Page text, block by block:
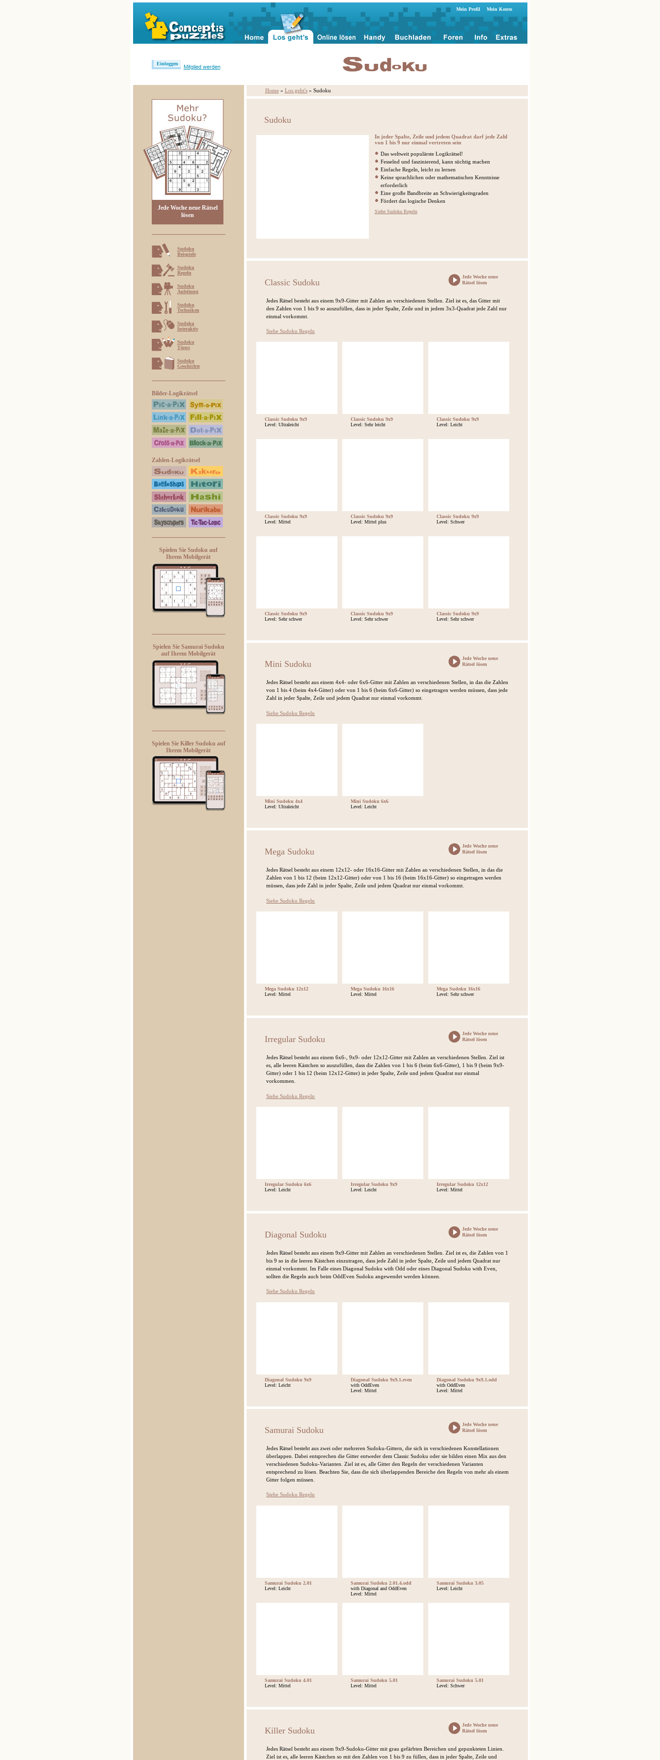
Mein Profil Mein Konto
Einloggen
Mitglied werden
Jede Woche neue Rätsel
lösen
Sudoku
Beispiele
Sudoku
Regeln
Sudoku
Anleitung
Sudoku
Techniken
Sudoku
Interaktiv
Sudoku
Tipps
Sudoku
Geschichte
Bilder-Logikrätsel
Zahlen-Logikrätsel
Spielen Sie Sudoku auf
Ihrem Mobilgerät
Spielen Sie Samurai Sudoku
auf Ihrem Mobilgerät
Spielen Sie Killer Sudoku auf
Ihrem Mobilgerät
Home » Los geht's » Sudoku
Sudoku
In jeder Spalte, Zeile und jedem Quadrat darf jede Zahl
von 1 bis 9 nur einmal vertreten sein
Das weltweit populärste Logikrätsel!
Fesselnd und faszinierend, kann süchtig machen
Einfache Regeln, leicht zu lernen
Keine sprachlichen oder mathematischen Kenntnisse
erforderlich
Eine große Bandbreite an Schwierigkeitsgraden
Fördert das logische Denken
Siehe Sudoku Regeln
Classic Sudoku
Jede Woche neue
Rätsel lösen
Jedes Rätsel besteht aus einem 9x9-Gitter mit Zahlen an verschiedenen Stellen. Ziel ist es, das Gitter mit
den Zahlen von 1 bis 9 so auszufüllen, dass in jeder Spalte, Zeile und in jedem 3x3-Quadrat jede Zahl nur
einmal vorkommt.
Siehe Sudoku Regeln
Classic Sudoku 9x9
Level: Ultraleicht
Classic Sudoku 9x9
Level: Sehr leicht
Classic Sudoku 9x9
Level: Leicht
Classic Sudoku 9x9
Level: Mittel
Classic Sudoku 9x9
Level: Mittel plus
Classic Sudoku 9x9
Level: Schwer
Classic Sudoku 9x9
Level: Sehr schwer
Classic Sudoku 9x9
Level: Sehr schwer
Classic Sudoku 9x9
Level: Sehr schwer
Mini Sudoku
Jede Woche neue
Rätsel lösen
Jedes Rätsel besteht aus einem 4x4- oder 6x6-Gitter mit Zahlen an verschiedenen Stellen, in das die Zahlen
von 1 bis 4 (beim 4x4-Gitter) oder von 1 bis 6 (beim 6x6-Gitter) so eingetragen werden müssen, dass jede
Zahl in jeder Spalte, Zeile und jedem Quadrat nur einmal vorkommt.
Siehe Sudoku Regeln
Mini Sudoku 4x4
Level: Ultraleicht
Mini Sudoku 6x6
Level: Leicht
Mega Sudoku
Jede Woche neue
Rätsel lösen
Jedes Rätsel besteht aus einem 12x12- oder 16x16-Gitter mit Zahlen an verschiedenen Stellen, in das die
Zahlen von 1 bis 12 (beim 12x12-Gitter) oder von 1 bis 16 (beim 16x16-Gitter) so eingetragen werden
müssen, dass jede Zahl in jeder Spalte, Zeile und jedem Quadrat nur einmal vorkommt.
Siehe Sudoku Regeln
Mega Sudoku 12x12
Level: Mittel
Mega Sudoku 16x16
Level: Mittel
Mega Sudoku 16x16
Level: Sehr schwer
Irregular Sudoku
Jede Woche neue
Rätsel lösen
Jedes Rätsel besteht aus einem 6x6-, 9x9- oder 12x12-Gitter mit Zahlen an verschiedenen Stellen. Ziel ist
es, alle leeren Kästchen so auszufüllen, dass die Zahlen von 1 bis 6 (beim 6x6-Gitter), 1 bis 9 (beim 9x9-
Gitter) oder 1 bis 12 (beim 12x12-Gitter) in jeder Spalte, Zeile und jedem Quadrat nur einmal
vorkommen.
Siehe Sudoku Regeln
Irregular Sudoku 6x6
Level: Leicht
Irregular Sudoku 9x9
Level: Leicht
Irregular Sudoku 12x12
Level: Mittel
Diagonal Sudoku
Jede Woche neue
Rätsel lösen
Jedes Rätsel besteht aus einem 9x9-Gitter mit Zahlen an verschiedenen Stellen. Ziel ist es, die Zahlen von 1
bis 9 so in die leeren Kästchen einzutragen, dass jede Zahl in jeder Spalte, Zeile und jedem Quadrat nur
einmal vorkommt. Im Falle eines Diagonal Sudoku with Odd oder eines Diagonal Sudoku with Even,
sollten die Regeln auch beim OddEven Sudoku angewendet werden können.
Siehe Sudoku Regeln
Diagonal Sudoku 9x9
Level: Leicht
Diagonal Sudoku 9x9.1.even
with OddEven
Level: Mittel
Diagonal Sudoku 9x9.1.odd
with OddEven
Level: Mittel
Samurai Sudoku
Jede Woche neue
Rätsel lösen
Jedes Rätsel besteht aus zwei oder mehreren Sudoku-Gittern, die sich in verschiedenen Konstellationen
überlappen. Dabei entsprechen die Gitter entweder dem Classic Sudoku oder sie bilden einen Mix aus den
verschiedenen Sudoku-Varianten. Ziel ist es, alle Gitter den Regeln der verschiedenen Varianten
entsprechend zu lösen. Beachten Sie, dass die sich überlappenden Bereiche den Regeln von mehr als einem
Gitter folgen müssen.
Siehe Sudoku Regeln
Samurai Sudoku 2.01
Level: Leicht
Samurai Sudoku 2.01.4.odd
with Diagonal and OddEven
Level: Mittel
Samurai Sudoku 3.05
Level: Leicht
Samurai Sudoku 4.01
Level: Mittel
Samurai Sudoku 5.01
Level: Mittel
Samurai Sudoku 5.01
Level: Schwer
Killer Sudoku
Jede Woche neue
Rätsel lösen
Jedes Rätsel besteht aus einem 9x9-Sudoku-Gitter mit grau gefärbten Bereichen und gepunkteten Linien.
Ziel ist es, alle leeren Kästchen so mit den Zahlen von 1 bis 9 zu füllen, dass in jeder Spalte, Zeile und